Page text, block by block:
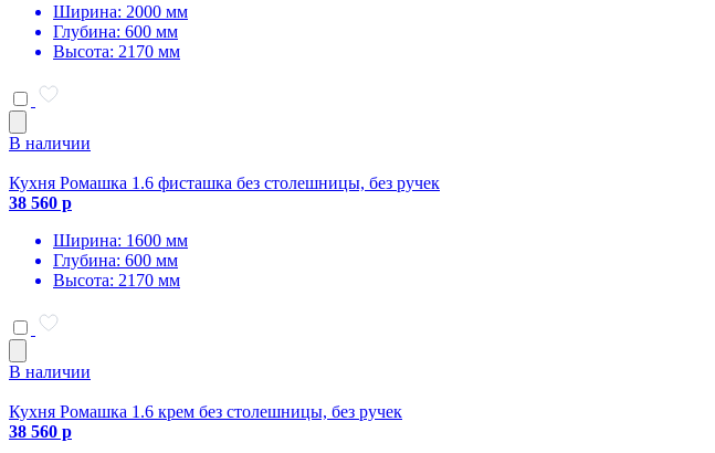
Ширина: 2000 мм
Глубина: 600 мм
Высота: 2170 мм
В наличии
Кухня Ромашка 1.6 фисташка без столешницы, без ручек
38 560 р
Ширина: 1600 мм
Глубина: 600 мм
Высота: 2170 мм
В наличии
Кухня Ромашка 1.6 крем без столешницы, без ручек
38 560 р